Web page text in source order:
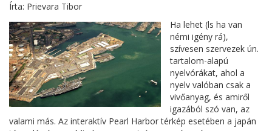
Írta: Prievara Tibor
Ha lehet (ls ha van
némi igény rá),
szívesen szervezek ún.
tartalom-alapú
nyelvórákat, ahol a
nyelv valóban csak a
vivőanyag, és amiről
igazából szó van, az
valami más. Az interaktív Pearl Harbor térkép esetében a japán